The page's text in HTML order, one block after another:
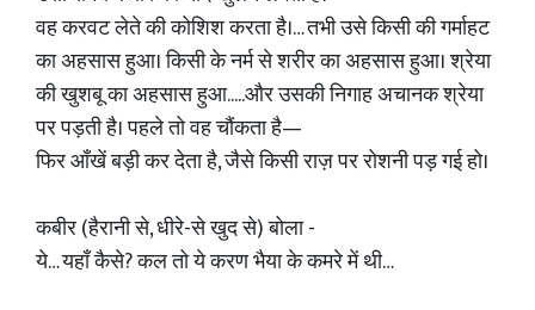
वह करवट लेते की कोशिश करता है।… तभी उसे किसी की गर्माहट
का अहसास हुआ। किसी के नर्म से शरीर का अहसास हुआ। श्रेया
की खुशबू का अहसास हुआ.....और उसकी निगाह अचानक श्रेया
पर पड़ती है। पहले तो वह चौंकता है—
फिर आँखें बड़ी कर देता है, जैसे किसी राज़ पर रोशनी पड़ गई हो।
कबीर (हैरानी से, धीरे-से खुद से) बोला -
ये… यहाँ कैसे? कल तो ये करण भैया के कमरे में थी…